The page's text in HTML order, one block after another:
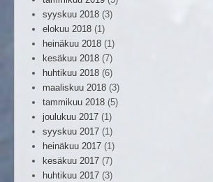
syyskuu 2018 (3)
elokuu 2018 (1)
heinäkuu 2018 (1)
kesäkuu 2018 (7)
huhtikuu 2018 (6)
maaliskuu 2018 (3)
tammikuu 2018 (5)
joulukuu 2017 (1)
syyskuu 2017 (1)
heinäkuu 2017 (1)
kesäkuu 2017 (7)
huhtikuu 2017 (3)